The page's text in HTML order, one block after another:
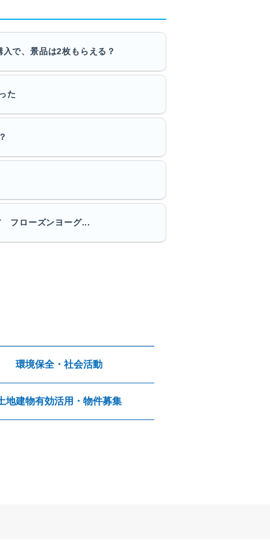
で、景品は2枚もらえる？
た
ローズンヨーグ...
環境保全・社会活動
地建物有効活用・物件募集